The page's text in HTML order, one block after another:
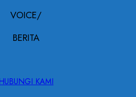
VOICE/
BERITA
KAMI